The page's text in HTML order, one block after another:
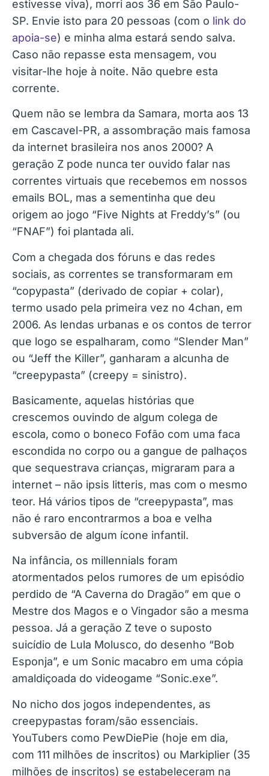
estivesse viva), morri aos 36 em São Paulo-
SP. Envie isto para 20 pessoas (com o link do
apoia-se) e minha alma estará sendo salva.
Caso não repasse esta mensagem, vou
visitar-lhe hoje à noite. Não quebre esta
corrente.
Quem não se lembra da Samara, morta aos 13
em Cascavel-PR, a assombração mais famosa
da internet brasileira nos anos 2000? A
geração Z pode nunca ter ouvido falar nas
correntes virtuais que recebemos em nossos
emails BOL, mas a sementinha que deu
origem ao jogo “Five Nights at Freddy’s” (ou
“FNAF”) foi plantada ali.
Com a chegada dos fóruns e das redes
sociais, as correntes se transformaram em
“copypasta” (derivado de copiar + colar),
termo usado pela primeira vez no 4chan, em
2006. As lendas urbanas e os contos de terror
que logo se espalharam, como “Slender Man”
ou “Jeff the Killer”, ganharam a alcunha de
“creepypasta” (creepy = sinistro).
Basicamente, aquelas histórias que
crescemos ouvindo de algum colega de
escola, como o boneco Fofão com uma faca
escondida no corpo ou a gangue de palhaços
que sequestrava crianças, migraram para a
internet – não ipsis litteris, mas com o mesmo
teor. Há vários tipos de “creepypasta”, mas
não é raro encontrarmos a boa e velha
subversão de algum ícone infantil.
Na infância, os millennials foram
atormentados pelos rumores de um episódio
perdido de “A Caverna do Dragão” em que o
Mestre dos Magos e o Vingador são a mesma
pessoa. Já a geração Z teve o suposto
suicídio de Lula Molusco, do desenho “Bob
Esponja”, e um Sonic macabro em uma cópia
amaldiçoada do videogame “Sonic.exe”.
No nicho dos jogos independentes, as
creepypastas foram/são essenciais.
YouTubers como PewDiePie (hoje em dia,
com 111 milhões de inscritos) ou Markiplier (35
milhões de inscritos) se estabeleceram na